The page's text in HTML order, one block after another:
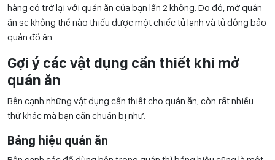
hàng có trở lại với quán ăn của bạn lần 2 không. Do đó, mở quán
ăn sẽ không thể nào thiếu được một chiếc tủ lạnh và tủ đông bảo
quản đồ ăn.
Gợi ý các vật dụng cần thiết khi mở
quán ăn
Bên cạnh những vật dụng cần thiết cho quán ăn, còn rất nhiều
thứ khác mà bạn cần chuẩn bị như:
Bảng hiệu quán ăn